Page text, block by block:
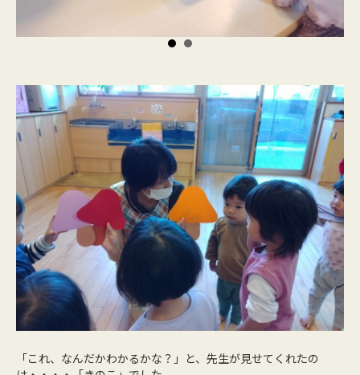
「これ、なんだかわかるかな？」と、先生が見せてくれたの